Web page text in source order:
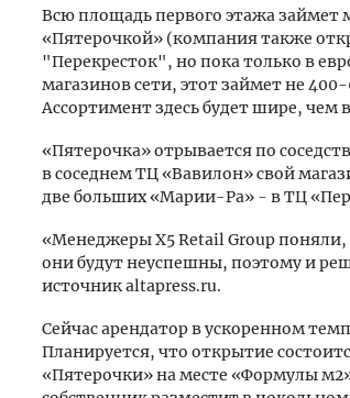
Всю площадь первого этажа займет
«Пятерочкой» (компания также
"Перекресток", но пока только в
магазинов сети, этот займет не
Ассортимент здесь будет шире, чем
«Пятерочка» отрывается по
в соседнем ТЦ «Вавилон» свой
две больших «Марии-Ра» - в ТЦ
«Менеджеры X5 Retail Group
они будут неуспешны, поэтому и
источник altapress.ru.
Сейчас арендатор в ускоренном
Планируется, что открытие
«Пятерочки» на месте «Формулы